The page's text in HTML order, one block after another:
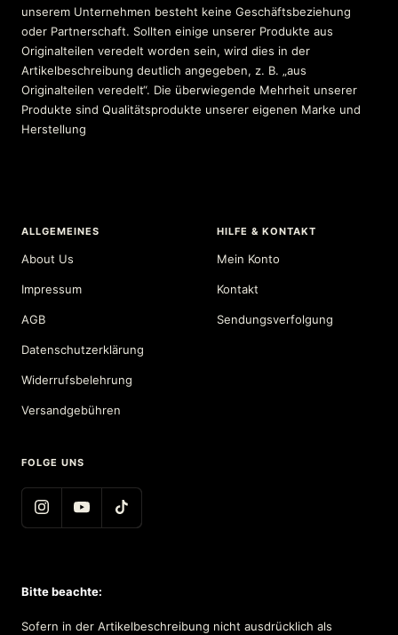
unserem Unternehmen besteht keine Geschäftsbeziehung
oder Partnerschaft. Sollten einige unserer Produkte aus
Originalteilen veredelt worden sein, wird dies in der
Artikelbeschreibung deutlich angegeben, z. B. „aus
Originalteilen veredelt“. Die überwiegende Mehrheit unserer
Produkte sind Qualitätsprodukte unserer eigenen Marke und
Herstellung
ALLGEMEINES
About Us
Impressum
AGB
Datenschutzerklärung
Widerrufsbelehrung
Versandgebühren
HILFE & KONTAKT
Mein Konto
Kontakt
Sendungsverfolgung
FOLGE UNS
Bitte beachte:
Sofern in der Artikelbeschreibung nicht ausdrücklich als